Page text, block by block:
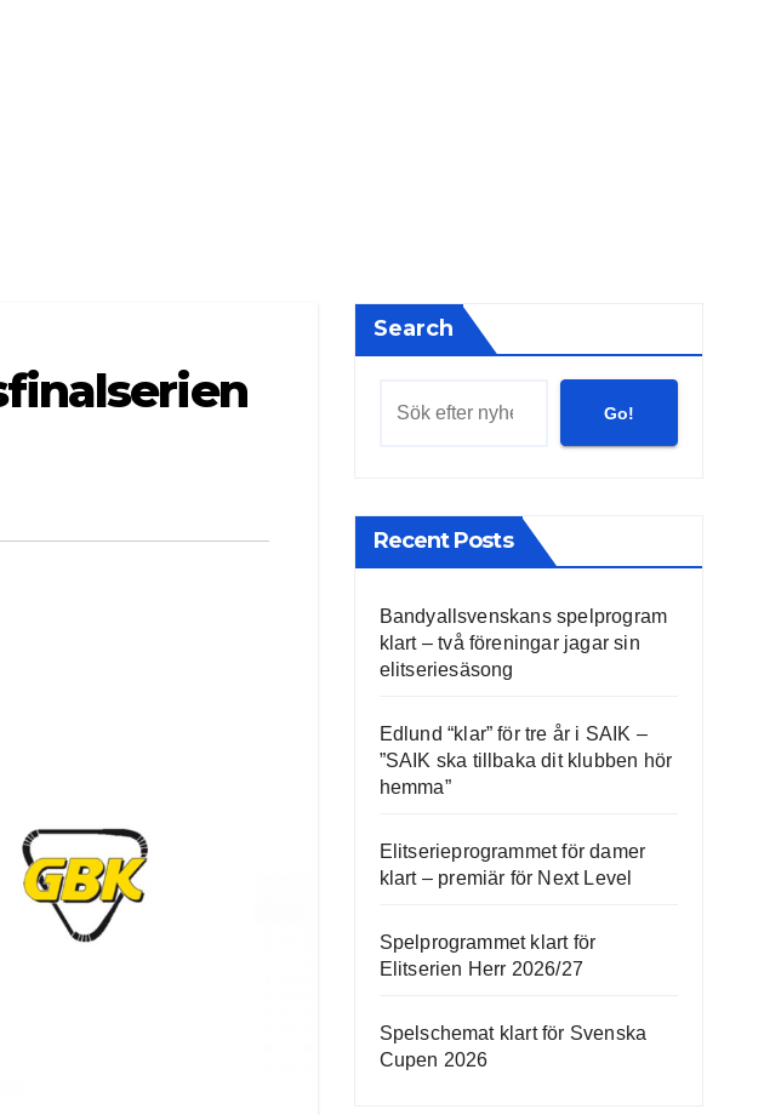
Search
Go!
Recent Posts
Bandyallsvenskans spelprogram
klart – två föreningar jagar sin
elitseriesäsong
Edlund “klar” för tre år i SAIK –
”SAIK ska tillbaka dit klubben hör
hemma”
Elitserieprogrammet för damer
klart – premiär för Next Level
Spelprogrammet klart för
Elitserien Herr 2026/27
Spelschemat klart för Svenska
Cupen 2026